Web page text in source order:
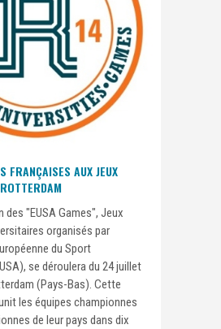
FRANÇAISES AUX JEUX
des "EUSA Games", Jeux
organisés par
du Sport
se déroulera du 24 juillet
(Pays-Bas). Cette
les équipes championnes
de leur pays dans dix